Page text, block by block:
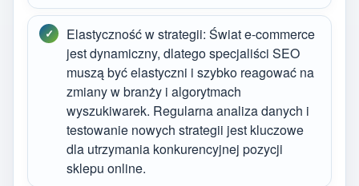
Elastyczność w strategii: Świat e-commerce
jest dynamiczny, dlatego specjaliści SEO
muszą być elastyczni i szybko reagować na
zmiany w branży i algorytmach
wyszukiwarek. Regularna analiza danych i
testowanie nowych strategii jest kluczowe
dla utrzymania konkurencyjnej pozycji
sklepu online.